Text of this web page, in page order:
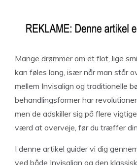
Mange drømmer om et flot, lige
kan føles lang, især når man står
mellem Invisalign og traditionelle
behandlingsformer har
men de adskiller sig på flere
værd at overveje, før du træffer
I denne artikel guider vi dig
ved både Invisalign og den